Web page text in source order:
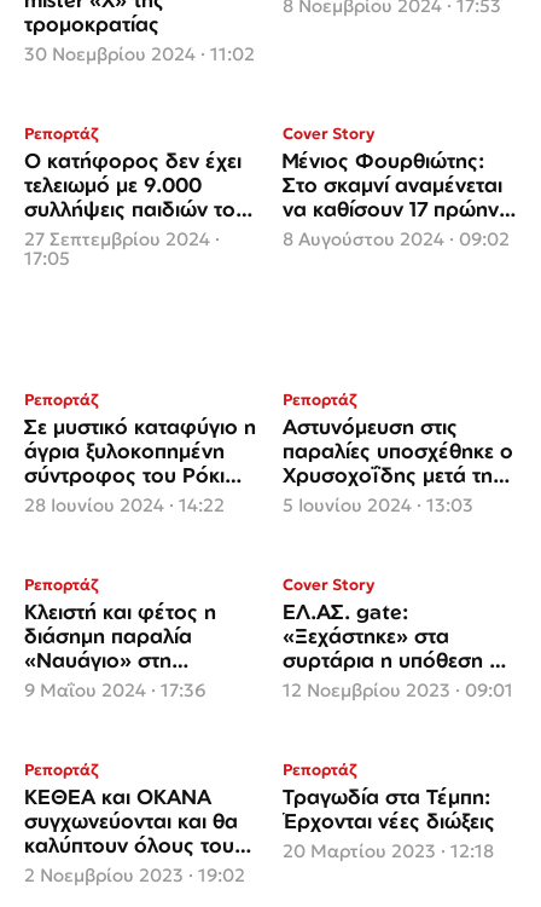
τρομοκρατίας
30 Νοεμβρίου 2024 · 11:02
8 Νοεμβρίου 2024 · 17:53
Ρεπορτάζ
Ο κατήφορος δεν έχει
τελειωμό με 9.000
συλλήψεις παιδιών το
πρώτο, 8μηνο του 2024
27 Σεπτεμβρίου 2024 ·
17:05
Cover Story
Μένιος Φουρθιώτης:
Στο σκαμνί αναμένεται
να καθίσουν 17 πρώην
κορυφαία στελέχη και
αξιωματικοί για τις
8 Αυγούστου 2024 · 09:02
Ρεπορτάζ
Σε μυστικό καταφύγιο η
άγρια ξυλοκοπημένη
σύντροφος του Ρόκι
ρεπόρτερ της ΕΡΤ
28 Ιουνίου 2024 · 14:22
Ρεπορτάζ
Αστυνόμευση στις
παραλίες υποσχέθηκε ο
Χρυσοχοΐδης μετά την
on air κλοπή σταυρού
5 Ιουνίου 2024 · 13:03
Ρεπορτάζ
Κλειστή και φέτος η
διάσημη παραλία
«Ναυάγιο» στη
Ζάκυνθο υπό τον φόβο
9 Μαΐου 2024 · 17:36
Cover Story
ΕΛ.ΑΣ. gate:
«Ξεχάστηκε» στα
συρτάρια η υπόθεση με
τους αστυνομικούς
«Φιλιππινέζες» του
12 Νοεμβρίου 2023 · 09:01
Ρεπορτάζ
ΚΕΘΕΑ και ΟΚΑΝΑ
συγχωνεύονται και θα
καλύπτουν όλους τους
φορείς που υπάρχουν
για την απεξάρτηση
2 Νοεμβρίου 2023 · 19:02
Ρεπορτάζ
Τραγωδία στα Τέμπη:
Έρχονται νέες διώξεις
20 Μαρτίου 2023 · 12:18